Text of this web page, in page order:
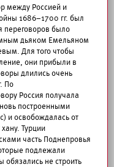
между Россией и
1686–1700 гг. был
переговоров было
дьяком Емельяном
Для того чтобы
они прибыли в
длились очень
По
Россия получала
построенными
и освобождалась от
Турции
часть Поднепровья
подлежали
не строить